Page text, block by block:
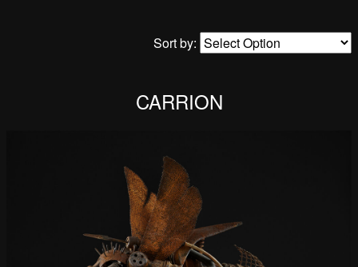
Sort by:
CARRION